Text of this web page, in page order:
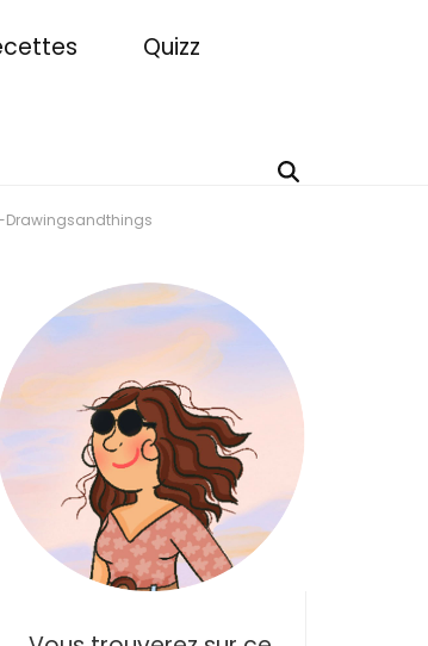
Quizz